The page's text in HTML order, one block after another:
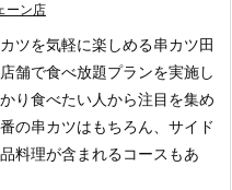
ーン店
ツを気軽に楽しめる串カツ田
舗で食べ放題プランを実施し
り食べたい人から注目を集め
の串カツはもちろん、サイド
料理が含まれるコースもあ